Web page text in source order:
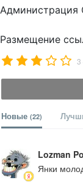
Администрация
Размещение
3
Новые (22)
Lozman
Янки